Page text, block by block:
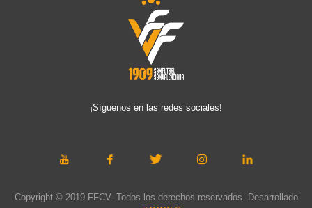
¡Síguenos en las redes sociales!
Copyright © 2019 FFCV. Todos los derechos reservados. Desarrollado